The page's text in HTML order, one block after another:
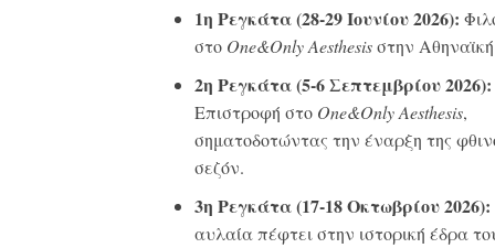
1η Ρεγκάτα (28-29 Ιουνίου 2026):
στο One&OnlyAesthesisστην
2η Ρεγκάτα (5-6 Σεπτεμβρίου 2026):
Επιστροφή στο One&OnlyAesthesis,
σηματοδοτώντας την έναρξη της
σεζόν.
3η Ρεγκάτα (17-18 Οκτωβρίου 2026):
αυλαία πέφτει στην ιστορική έδρα